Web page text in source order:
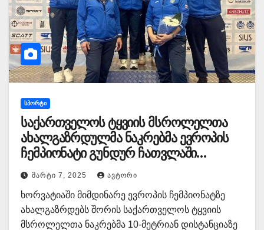
ᲡᲞᲝᲠᲢᲘ
საქართველოს ტყვიის მსროლელთა
ახალგაზრდულმა ნაკრებმა ევროპის
ჩემპიონატი გუნდურ ჩათვლაში
პირველ ადგილზე დაასრულა
ᲛᲐᲠᲢᲘ 7, 2025 ᲐᲕᲢᲝᲠᲘ
ხორვატიაში მიმდინარე ევროპის ჩემპიონატზე
ახალგაზრდებს შორის საქართველოს ტყვიის
მსროლელთა ნაკრებმა 10-მეტრიან დისტანციაზე